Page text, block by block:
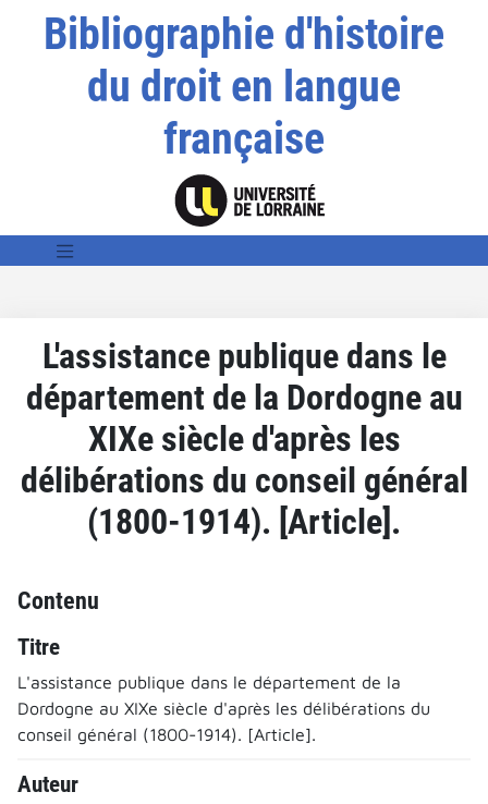
Bibliographie d'histoire
du droit en langue
française
L'assistance publique dans le
département de la Dordogne au
XIXe siècle d'après les
délibérations du conseil général
(1800-1914). [Article].
Contenu
Titre
L'assistance publique dans le département de la
Dordogne au XIXe siècle d'après les délibérations du
conseil général (1800-1914). [Article].
Auteur